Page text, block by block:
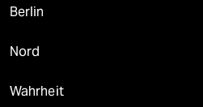
Berlin
Nord
Wahrheit